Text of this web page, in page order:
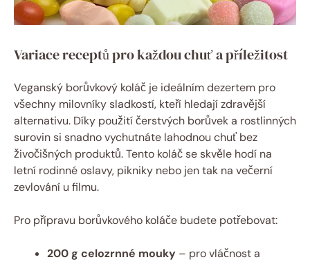
Variace receptů pro každou chuť a příležitost
Veganský borůvkový koláč je ideálním dezertem pro
všechny milovníky sladkostí, kteří hledají zdravější
alternativu. Díky použití čerstvých borůvek a rostlinných
surovin si snadno vychutnáte lahodnou chuť bez
živočišných produktů. Tento koláč se skvěle hodí na
letní rodinné oslavy, pikniky nebo jen tak na večerní
zevlování u filmu.
Pro přípravu borůvkového koláče budete potřebovat:
200 g celozrnné mouky – pro vláčnost a